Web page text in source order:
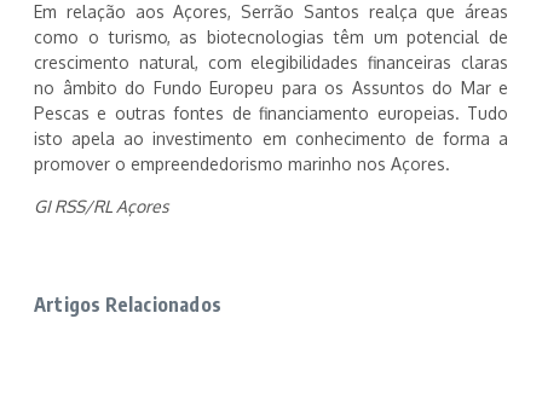
Em relação aos Açores, Serrão Santos realça que áreas
como o turismo, as biotecnologias têm um potencial de
crescimento natural, com elegibilidades financeiras claras
no âmbito do Fundo Europeu para os Assuntos do Mar e
Pescas e outras fontes de financiamento europeias. Tudo
isto apela ao investimento em conhecimento de forma a
promover o empreendedorismo marinho nos Açores.
GI RSS/RL Açores
Artigos Relacionados